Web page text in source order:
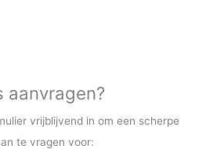
aanvragen?
vrijblijvend in om een scherpe
te vragen voor: